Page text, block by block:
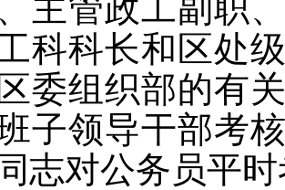
主管政工副职
科科长和区处
区委组织部的有
子领导干部考
志对公务员平